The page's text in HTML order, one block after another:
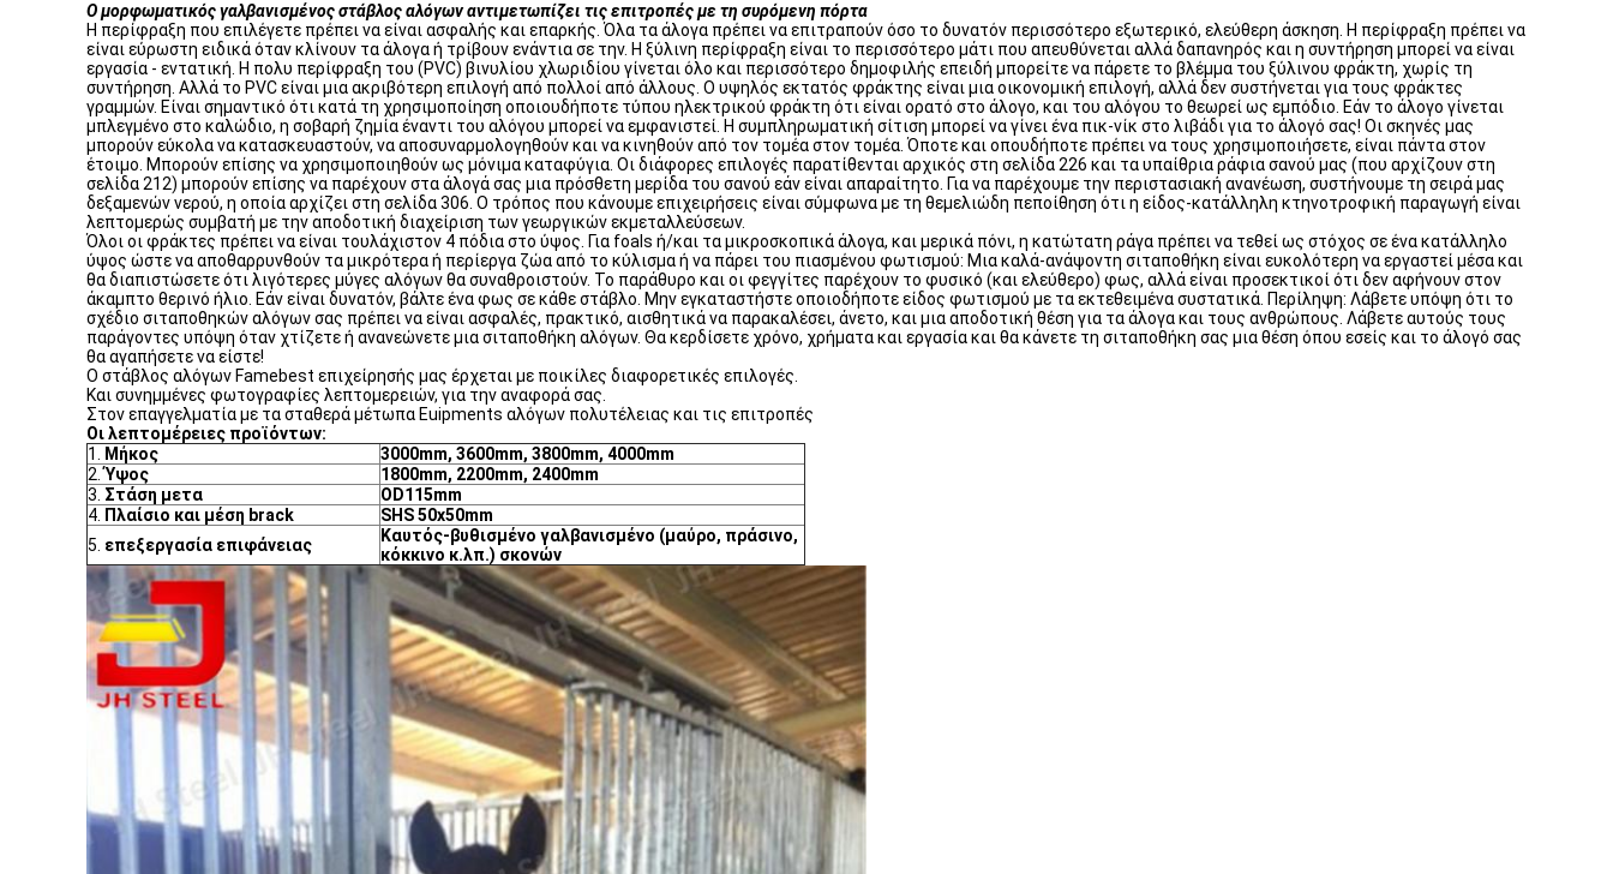
Ο μορφωματικός γαλβανισμένος στάβλος αλόγων αντιμετωπίζει τις επιτροπές με τη συρόμενη πόρτα
Η περίφραξη που επιλέγετε πρέπει να είναι ασφαλής και επαρκής. Όλα τα άλογα πρέπει να επιτραπούν όσο το δυνατόν περισσότερο εξωτερικό, ελεύθερη άσκηση. Η περίφραξη πρέπει να
είναι εύρωστη ειδικά όταν κλίνουν τα άλογα ή τρίβουν ενάντια σε την. Η ξύλινη περίφραξη είναι το περισσότερο μάτι που απευθύνεται αλλά δαπανηρός και η συντήρηση μπορεί να είναι
εργασία - εντατική. Η πολυ περίφραξη του (PVC) βινυλίου χλωριδίου γίνεται όλο και περισσότερο δημοφιλής επειδή μπορείτε να πάρετε το βλέμμα του ξύλινου φράκτη, χωρίς τη
συντήρηση. Αλλά το PVC είναι μια ακριβότερη επιλογή από πολλοί από άλλους. Ο υψηλός εκτατός φράκτης είναι μια οικονομική επιλογή, αλλά δεν συστήνεται για τους φράκτες
γραμμών. Είναι σημαντικό ότι κατά τη χρησιμοποίηση οποιουδήποτε τύπου ηλεκτρικού φράκτη ότι είναι ορατό στο άλογο, και του αλόγου το θεωρεί ως εμπόδιο. Εάν το άλογο γίνεται
μπλεγμένο στο καλώδιο, η σοβαρή ζημία έναντι του αλόγου μπορεί να εμφανιστεί. Η συμπληρωματική σίτιση μπορεί να γίνει ένα πικ-νίκ στο λιβάδι για το άλογό σας! Οι σκηνές μας
μπορούν εύκολα να κατασκευαστούν, να αποσυναρμολογηθούν και να κινηθούν από τον τομέα στον τομέα. Όποτε και οπουδήποτε πρέπει να τους χρησιμοποιήσετε, είναι πάντα στον
έτοιμο. Μπορούν επίσης να χρησιμοποιηθούν ως μόνιμα καταφύγια. Οι διάφορες επιλογές παρατίθενται αρχικός στη σελίδα 226 και τα υπαίθρια ράφια σανού μας (που αρχίζουν στη
σελίδα 212) μπορούν επίσης να παρέχουν στα άλογά σας μια πρόσθετη μερίδα του σανού εάν είναι απαραίτητο. Για να παρέχουμε την περιστασιακή ανανέωση, συστήνουμε τη σειρά μας
δεξαμενών νερού, η οποία αρχίζει στη σελίδα 306. Ο τρόπος που κάνουμε επιχειρήσεις είναι σύμφωνα με τη θεμελιώδη πεποίθηση ότι η είδος-κατάλληλη κτηνοτροφική παραγωγή είναι
λεπτομερώς συμβατή με την αποδοτική διαχείριση των γεωργικών εκμεταλλεύσεων.
Όλοι οι φράκτες πρέπει να είναι τουλάχιστον 4 πόδια στο ύψος. Για foals ή/και τα μικροσκοπικά άλογα, και μερικά πόνι, η κατώτατη ράγα πρέπει να τεθεί ως στόχος σε ένα κατάλληλο
ύψος ώστε να αποθαρρυνθούν τα μικρότερα ή περίεργα ζώα από το κύλισμα ή να πάρει του πιασμένου φωτισμού: Μια καλά-ανάψοντη σιταποθήκη είναι ευκολότερη να εργαστεί μέσα και
θα διαπιστώσετε ότι λιγότερες μύγες αλόγων θα συναθροιστούν. Το παράθυρο και οι φεγγίτες παρέχουν το φυσικό (και ελεύθερο) φως, αλλά είναι προσεκτικοί ότι δεν αφήνουν στον
άκαμπτο θερινό ήλιο. Εάν είναι δυνατόν, βάλτε ένα φως σε κάθε στάβλο. Μην εγκαταστήστε οποιοδήποτε είδος φωτισμού με τα εκτεθειμένα συστατικά. Περίληψη: Λάβετε υπόψη ότι το
σχέδιο σιταποθηκών αλόγων σας πρέπει να είναι ασφαλές, πρακτικό, αισθητικά να παρακαλέσει, άνετο, και μια αποδοτική θέση για τα άλογα και τους ανθρώπους. Λάβετε αυτούς τους
παράγοντες υπόψη όταν χτίζετε ή ανανεώνετε μια σιταποθήκη αλόγων. Θα κερδίσετε χρόνο, χρήματα και εργασία και θα κάνετε τη σιταποθήκη σας μια θέση όπου εσείς και το άλογό σας
θα αγαπήσετε να είστε!
Ο στάβλος αλόγων Famebest επιχείρησής μας έρχεται με ποικίλες διαφορετικές επιλογές.
Και συνημμένες φωτογραφίες λεπτομερειών, για την αναφορά σας.
Στον επαγγελματία με τα σταθερά μέτωπα Euipments αλόγων πολυτέλειας και τις επιτροπές
Οι λεπτομέρειες προϊόντων:
1.
Μήκος
3000mm, 3600mm, 3800mm, 4000mm
2.Ύψος
1800mm, 2200mm, 2400mm
3. Στάση μετα
OD115mm
4. Πλαίσιο και μέση brack
SHS 50x50mm
5. επεξεργασία επιφάνειας
Καυτός-βυθισμένο γαλβανισμένο (μαύρο, πράσινο,
κόκκινο κ.λπ.) σκονών